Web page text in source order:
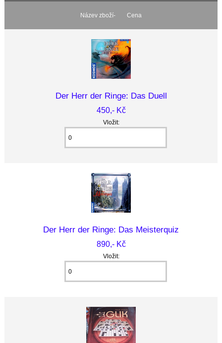
Název zboží- Cena
Der Herr der Ringe: Das Duell
450,- Kč
Vložit:
Der Herr der Ringe: Das Meisterquiz
890,- Kč
Vložit: